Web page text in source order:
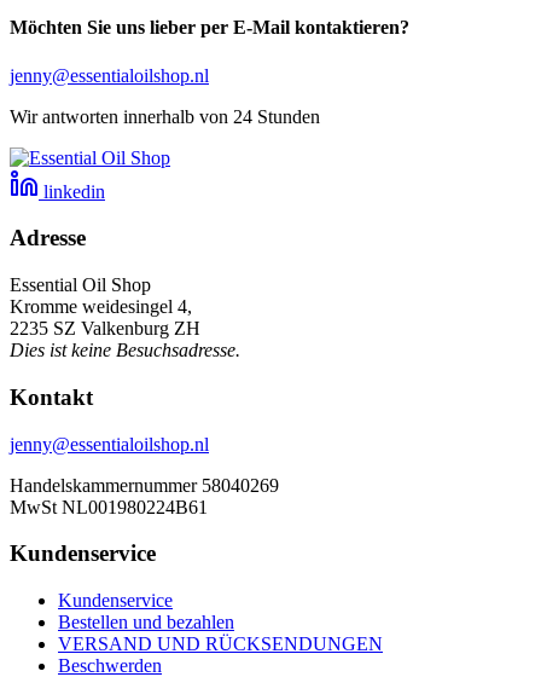
Möchten Sie uns lieber per E-Mail kontaktieren?
jenny@essentialoilshop.nl
Wir antworten innerhalb von 24 Stunden
linkedin
Adresse
Essential Oil Shop
Kromme weidesingel 4,
2235 SZ Valkenburg ZH
Dies ist keine Besuchsadresse.
Kontakt
jenny@essentialoilshop.nl
Handelskammernummer 58040269
MwSt NL001980224B61
Kundenservice
Kundenservice
Bestellen und bezahlen
VERSAND UND RÜCKSENDUNGEN
Beschwerden